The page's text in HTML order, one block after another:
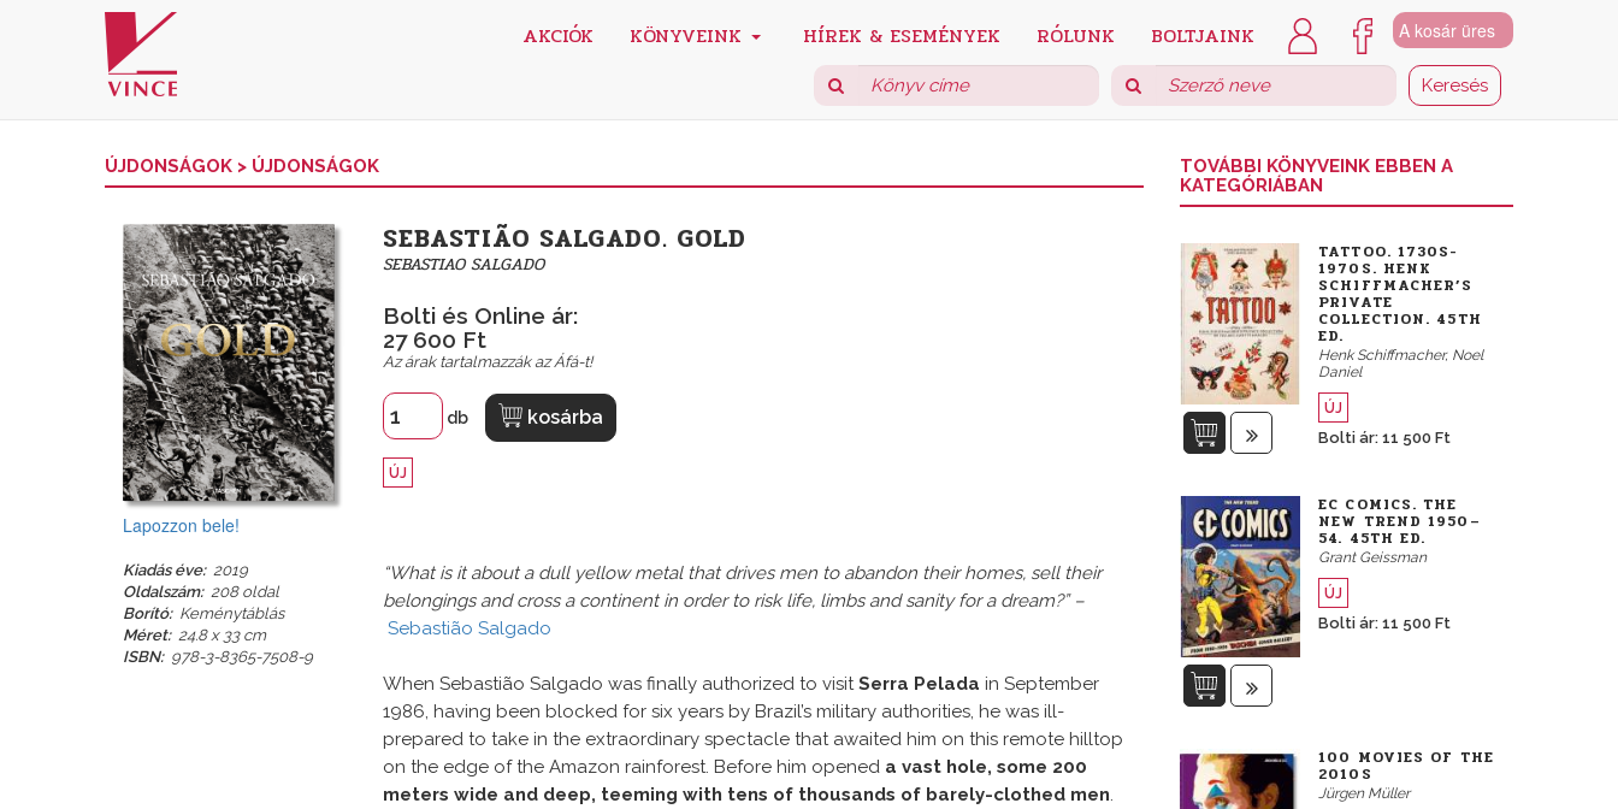
A kosár üres
AKCIÓK KÖNYVEINK HÍREK & ESEMÉNYEK RÓLUNK BOLTJAINK
ÚJDONSÁGOK > ÚJDONSÁGOK
Lapozzon bele!
SEBASTIÃO SALGADO. GOLD
SEBASTIAO SALGADO
Bolti és Online ár:
27 600 Ft
Az árak tartalmazzák az Áfá-t!
db kosárba
ÚJ
Kiadás éve: 2019
Oldalszám: 208 oldal
Borító: Keménytáblás
Méret: 24.8 x 33 cm
ISBN: 978-3-8365-7508-9
“What is it about a dull yellow metal that drives men to abandon their homes, sell their
belongings and cross a continent in order to risk life, limbs and sanity for a dream?” –
Sebastião Salgado
When Sebastião Salgado was finally authorized to visitSerra Pelada in September
1986, having been blocked for six years by Brazil’s military authorities, he was ill-
prepared to take in the extraordinary spectacle that awaited him on this remote hilltop
on the edge of the Amazon rainforest. Before him opened a vast hole, some 200
meters wide and deep, teeming with tens of thousands of barely-clothed men.
TOVÁBBI KÖNYVEINK EBBEN A
KATEGÓRIÁBAN
TATTOO. 1730S-
1970S. HENK
SCHIFFMACHER’S
PRIVATE
COLLECTION. 45TH
ED.
Henk Schiffmacher, Noel
Daniel
ÚJ
Bolti ár: 11 500 Ft
EC COMICS. THE
NEW TREND 1950–
54. 45TH ED.
Grant Geissman
ÚJ
Bolti ár: 11 500 Ft
100 MOVIES OF THE
2010S
Jürgen Müller